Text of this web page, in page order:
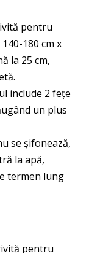
pentru
180 cm x
la 25 cm,
include 2 fețe
un plus
se șifonează,
la apă,
termen lung
pentru